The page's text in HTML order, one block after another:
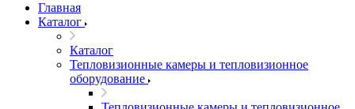
Главная
Каталог
Каталог
Тепловизионные камеры и тепловизионное
оборудование